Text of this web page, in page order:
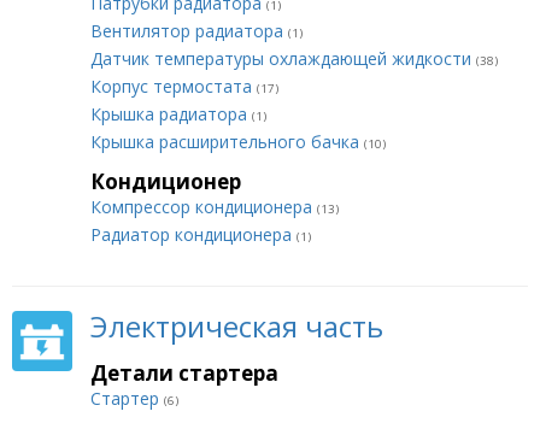
(1)
Вентилятор радиатора (1)
Датчик температуры охлаждающей жидкости (38)
Корпус термостата (17)
Крышка радиатора (1)
Крышка расширительного бачка (10)
Кондиционер
Компрессор кондиционера (13)
Радиатор кондиционера (1)
Электрическая часть
Детали стартера
Стартер (6)